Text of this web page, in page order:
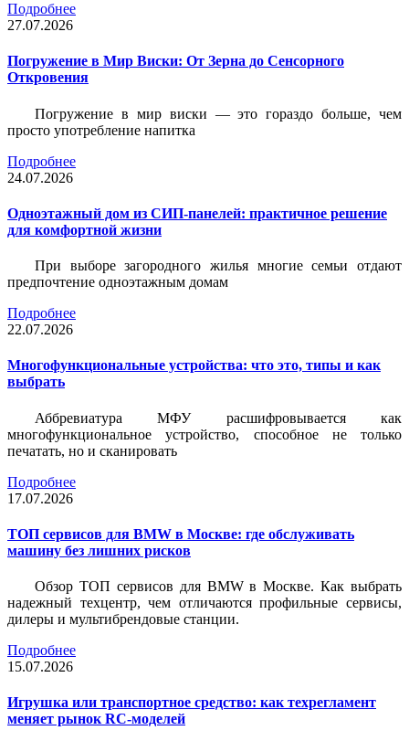
Подробнее
27.07.2026
Погружение в Мир Виски: От Зерна до Сенсорного
Откровения
Погружение в мир виски — это гораздо больше, чем
просто употребление напитка
Подробнее
24.07.2026
Одноэтажный дом из СИП-панелей: практичное решение
для комфортной жизни
При выборе загородного жилья многие семьи отдают
предпочтение одноэтажным домам
Подробнее
22.07.2026
Многофункциональные устройства: что это, типы и как
выбрать
Аббревиатура МФУ расшифровывается как
многофункциональное устройство, способное не только
печатать, но и сканировать
Подробнее
17.07.2026
ТОП сервисов для BMW в Москве: где обслуживать
машину без лишних рисков
Обзор ТОП сервисов для BMW в Москве. Как выбрать
надежный техцентр, чем отличаются профильные сервисы,
дилеры и мультибрендовые станции.
Подробнее
15.07.2026
Игрушка или транспортное средство: как техрегламент
меняет рынок RC-моделей